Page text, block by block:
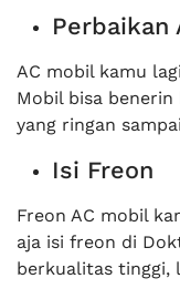
Perbaikan
AC mobil kamu
Mobil bisa benerin
yang ringan
Isi Freon
Freon AC mobil
aja isi freon di
berkualitas tinggi,